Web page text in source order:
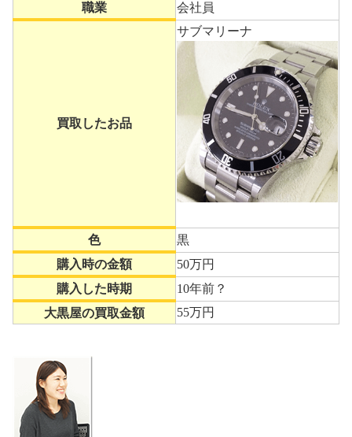
職業
会社員
買取したお品
サブマリーナ
色
黒
購入時の金額
50万円
購入した時期
10年前？
大黒屋の買取金額
55万円